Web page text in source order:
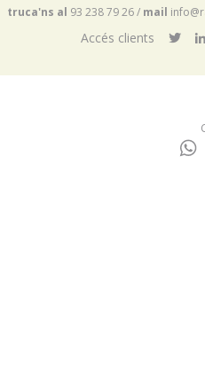
Accés clients
truca'ns al 93 238 79 26/ mail